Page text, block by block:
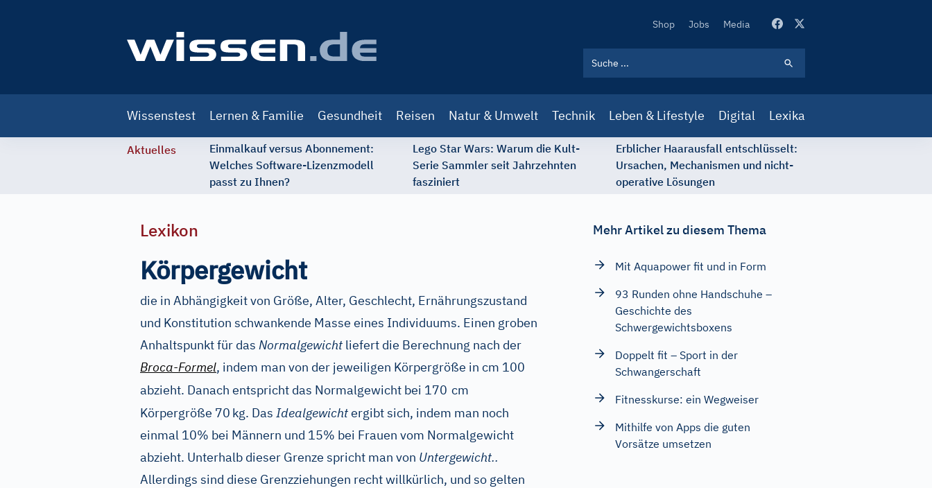
Secondary
Shop Jobs Media
navigation
Wissenstest Lernen & Familie Gesundheit Reisen Natur & Umwelt Technik Leben & Lifestyle Digital Lexika
Aktuelles
Einmalkauf versus Abonnement:
Welches Software-Lizenzmodell
passt zu Ihnen?
Lego Star Wars: Warum die Kult-
Serie Sammler seit Jahrzehnten
fasziniert
Erblicher Haarausfall entschlüsselt:
Ursachen, Mechanismen und nicht-
operative Lösungen
Lexikon
Körpergewicht
die in Abhängigkeit von Größe, Alter, Geschlecht, Ernährungszustand
und Konstitution schwankende Masse eines Individuums. Einen groben
Anhaltspunkt für das Normalgewicht liefert die Berechnung nach der
Broca-Formel, indem man von der jeweiligen Körpergröße in cm 100
abzieht. Danach entspricht das Normalgewicht bei 170 cm
Körpergröße 70 kg. Das Idealgewichtergibt sich, indem man noch
einmal 10% bei Männern und 15% bei Frauen vom Normalgewicht
abzieht. Unterhalb dieser Grenze spricht man von Untergewicht..
Allerdings sind diese Grenzziehungen recht willkürlich, und so gelten
Mehr Artikel zu diesem Thema
Mit Aquapower fit und in Form
93 Runden ohne Handschuhe –
Geschichte des
Schwergewichtsboxens
Doppelt fit – Sport in der
Schwangerschaft
Fitnesskurse: ein Wegweiser
Mithilfe von Apps die guten
Vorsätze umsetzen